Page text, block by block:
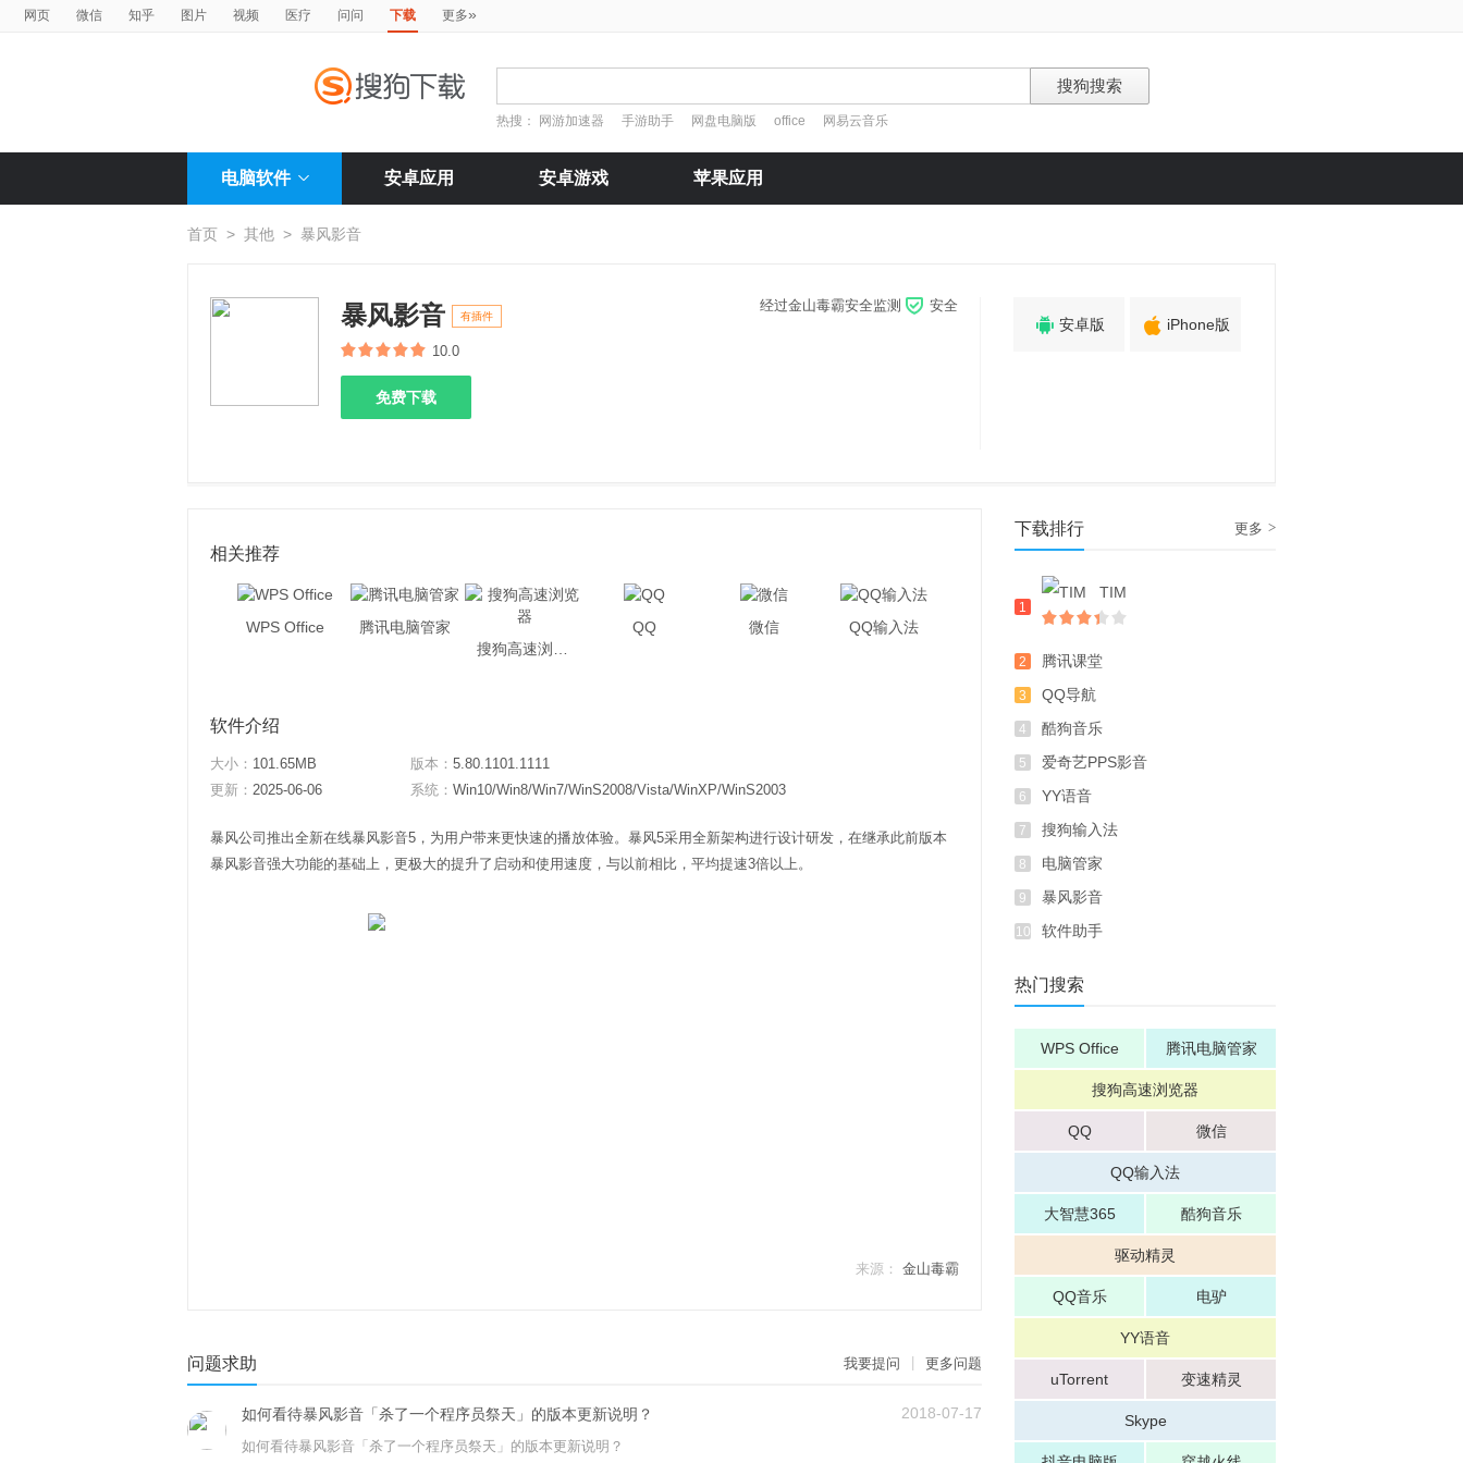
网页 微信 知乎 图片 视频 医疗 问问 下载 更多»
热搜： 网游加速器 手游助手 网盘电脑版 office 网易云音乐
电脑软件 安卓应用 安卓游戏 苹果应用
首页 > 其他 > 暴风影音
 安卓版  iPhone版
暴风影音 有插件
10.0
免费下载
经过金山毒霸安全监测 安全
相关推荐
WPS Office
腾讯电脑管家
QQ 微信 QQ输入法
软件介绍
大小： 101.65MB 版本： 5.80.1101.1111
更新： 2025-06-06 系统： Win10/Win8/Win7/WinS2008/Vista/WinXP/WinS2003
暴风公司推出全新在线暴风影音5，为用户带来更快速的播放体验。暴风5采用全新架构进行设计研发，在继承此前版本
暴风影音强大功能的基础上，更极大的提升了启动和使用速度，与以前相比，平均提速3倍以上。
来源： 金山毒霸
问题求助 我要提问 更多问题
如何看待暴风影音「杀了一个程序员祭天」的版本更新说明？
如何看待暴风影音「杀了一个程序员祭天」的版本更新说明？
2018-07-17
下载排行 更多 >
1
TIM
2 腾讯课堂
3 QQ导航
4 酷狗音乐
5 爱奇艺PPS影音
6 YY语音
7 搜狗输入法
8 电脑管家
9 暴风影音
10 软件助手
热门搜索
WPS Office 腾讯电脑管家
搜狗高速浏览器
QQ 微信
QQ输入法
大智慧365 酷狗音乐
驱动精灵
QQ音乐 电驴
YY语音
uTorrent 变速精灵
Skype